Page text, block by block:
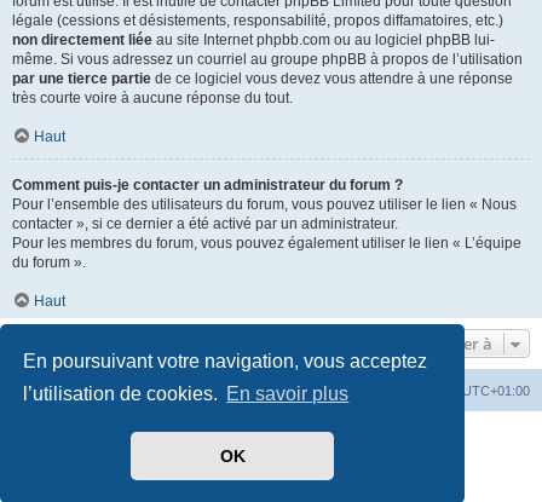
En poursuivant votre navigation, vous acceptez
l’utilisation de cookies. En savoir plus
OK
légale (cessions et désistements, responsabilité, propos diffamatoires, etc.)
non directement liée au site Internet phpbb.com ou au logiciel phpBB lui-
même. Si vous adressez un courriel au groupe phpBB à propos de l’utilisation
par une tierce partie de ce logiciel vous devez vous attendre à une réponse
très courte voire à aucune réponse du tout.
Haut
Comment puis-je contacter un administrateur du forum ?
Pour l’ensemble des utilisateurs du forum, vous pouvez utiliser le lien « Nous
contacter », si ce dernier a été activé par un administrateur.
Pour les membres du forum, vous pouvez également utiliser le lien « L’équipe
du forum ».
Haut
Aller à
Index du forum UTC+01:00
Développé parphpBB® Forum Software © phpBB Limited
Traduit par
Side-car club Français